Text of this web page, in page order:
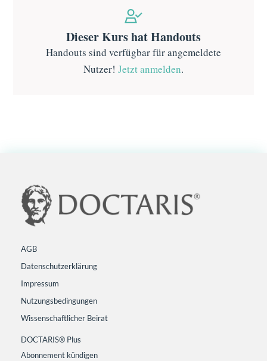
Dieser Kurs hat Handouts
Handouts sind verfügbar für angemeldete
Nutzer! Jetzt anmelden.
AGB
Datenschutzerklärung
Impressum
Nutzungsbedingungen
Wissenschaftlicher Beirat
DOCTARIS® Plus
Abonnement kündigen